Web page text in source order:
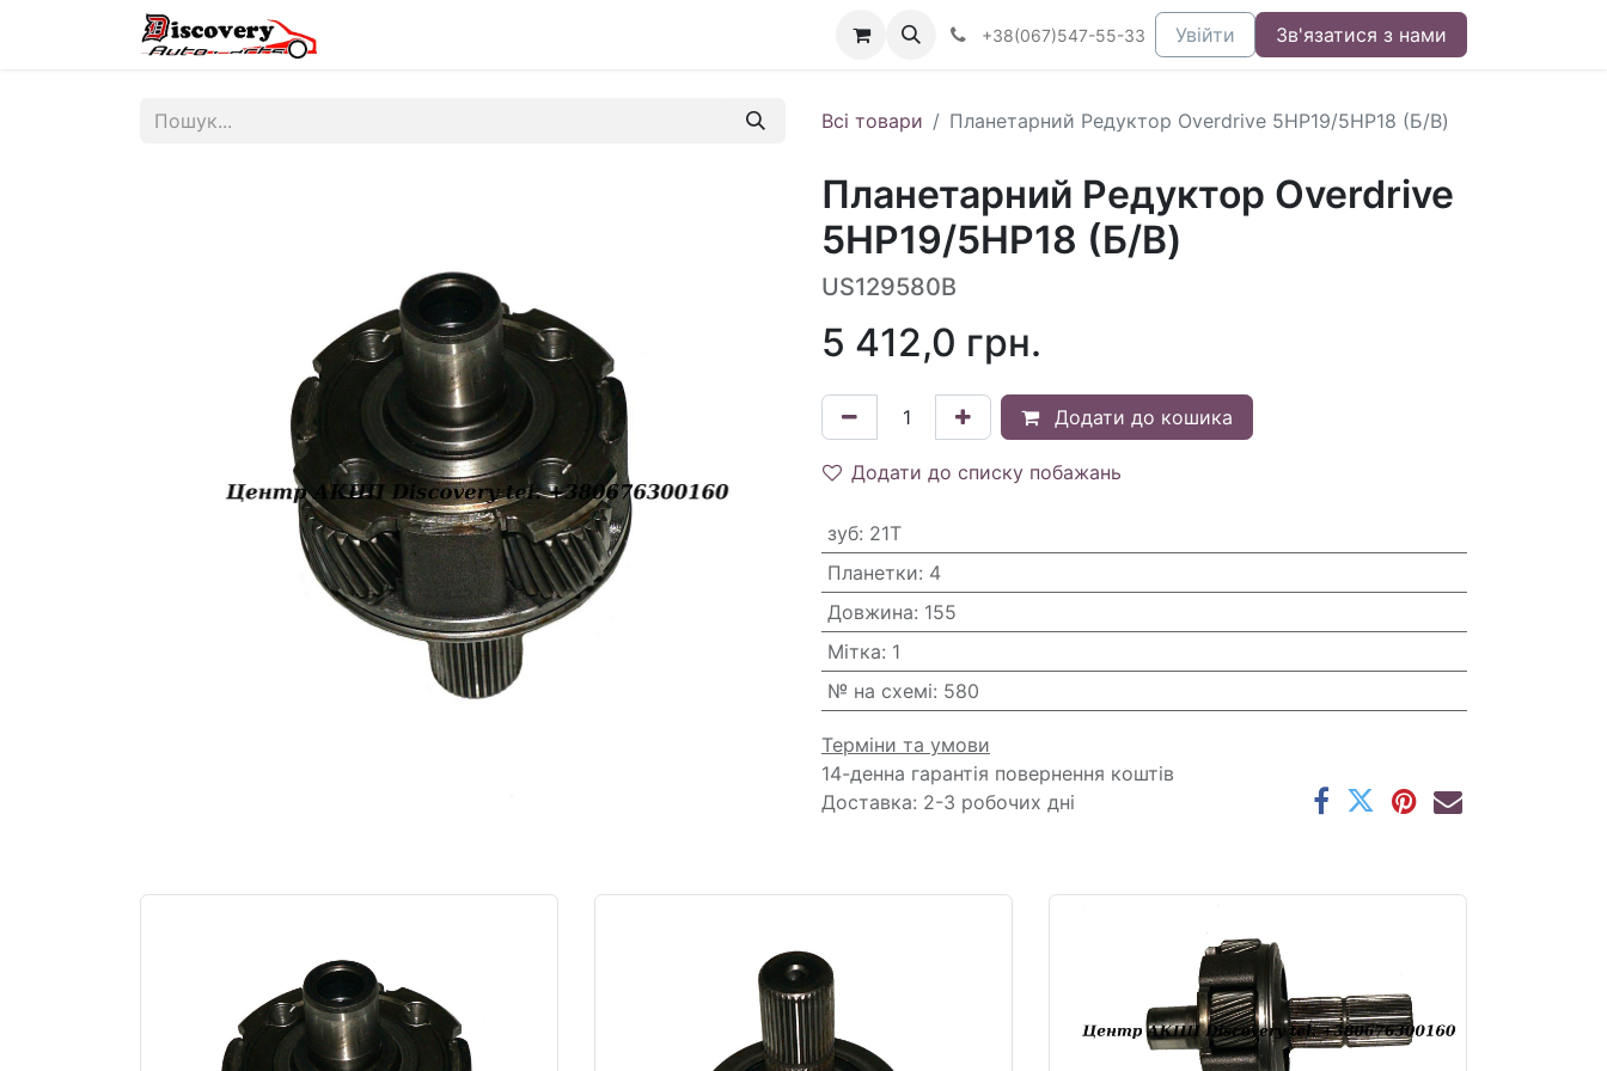
+38(067)547-55-33 Увійти Зв'язатися з нами
Всі товари Планетарний Редуктор Overdrive 5HP19/5HP18 (Б/В)
Планетарний Редуктор Overdrive
5HP19/5HP18 (Б/В)
US129580B
5 412,0 грн.
Додати до кошика
Додати до списку побажань
зуб: 21T
Планетки: 4
Довжина: 155
Мітка: 1
№ на схемі: 580
Терміни та умови
14-денна гарантія повернення коштів
Доставка: 2-3 робочих дні